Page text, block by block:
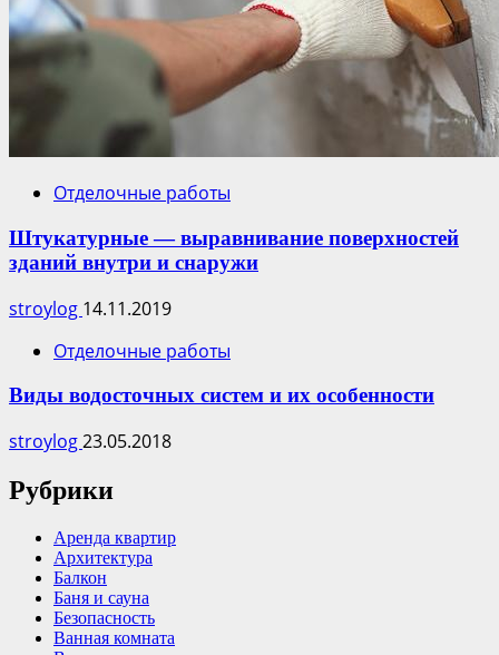
Отделочные работы
Штукатурные — выравнивание поверхностей
зданий внутри и снаружи
stroylog 14.11.2019
Отделочные работы
Виды водосточных систем и их особенности
stroylog23.05.2018
Рубрики
Аренда квартир
Архитектура
Балкон
Баня и сауна
Безопасность
Ванная комната